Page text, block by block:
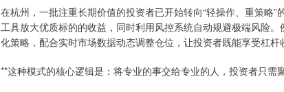
在杭州，一批注重长期价值的投资者已开始转向“轻操作、重策略
工具放大优质标的的收益，同时利用风控系统自动规避极端风险
化策略，配合实时市场数据动态调整仓位，让投资者既能享受杠杆
**这种模式的核心逻辑是：将专业的事交给专业的人，投资者只需